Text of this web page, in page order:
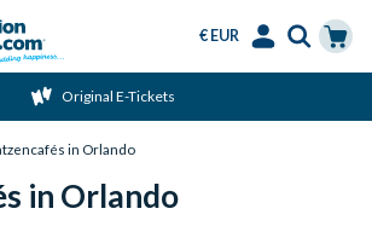
€ EUR
Original E-Tickets
in Orlando
in Orlando